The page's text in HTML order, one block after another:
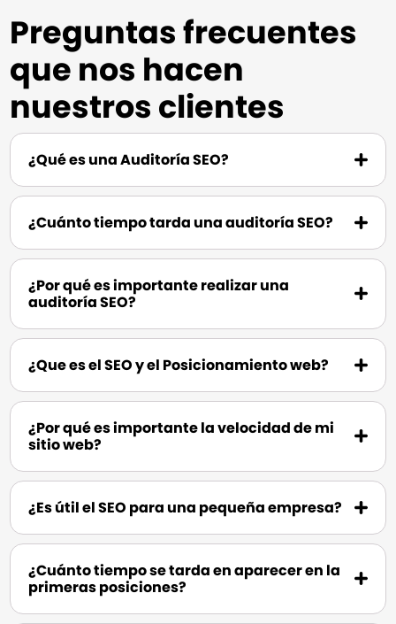
Preguntas frecuentes
que nos hacen
nuestros clientes
¿Qué es una Auditoría SEO?
¿Cuánto tiempo tarda una auditoría SEO?
¿Por qué es importante realizar una
auditoría SEO?
¿Que es el SEO y el Posicionamiento web?
¿Por qué es importante la velocidad de mi
sitio web?
¿Es útil el SEO para una pequeña empresa?
¿Cuánto tiempo se tarda en aparecer en la
primeras posiciones?